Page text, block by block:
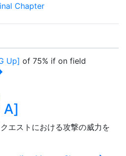
Chapter
Up] of 75% if on field
A]
エストにおける攻撃の威力を